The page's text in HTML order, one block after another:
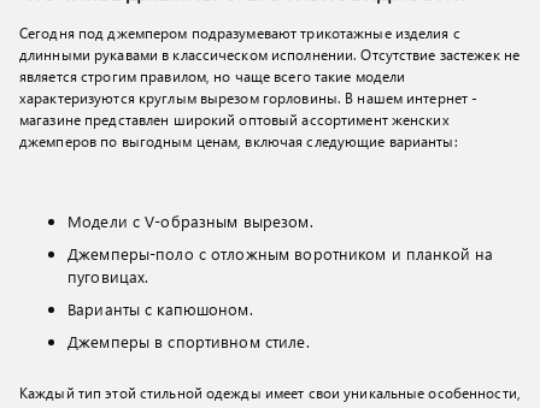
Сегодня под джемпером подразумевают трикотажные изделия с
длинными рукавами в классическом исполнении. Отсутствие застежек не
является строгим правилом, но чаще всего такие модели
характеризуются круглым вырезом горловины. В нашем интернет -
магазине представлен широкий оптовый ассортимент женских
джемперов по выгодным ценам, включая следующие варианты:
Модели с V-образным вырезом.
Джемперы-поло с отложным воротником и планкой на
пуговицах.
Варианты с капюшоном.
Джемперы в спортивном стиле.
Каждый тип этой стильной одежды имеет свои уникальные особенности,